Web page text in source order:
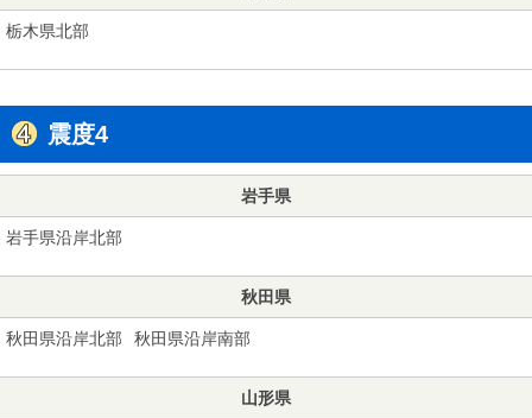
栃木県北部
震度4
岩手県
岩手県沿岸北部
秋田県
秋田県沿岸北部 秋田県沿岸南部
山形県